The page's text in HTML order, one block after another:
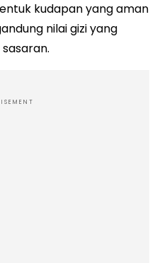
kudapan yang aman
nilai gizi yang